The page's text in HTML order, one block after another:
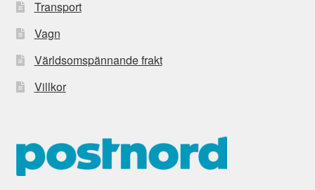
Transport
Vagn
Världsomspännande frakt
Villkor